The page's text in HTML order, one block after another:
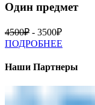
Один предмет
4500₽ - 3500₽
ПОДРОБНЕЕ
Наши Партнеры